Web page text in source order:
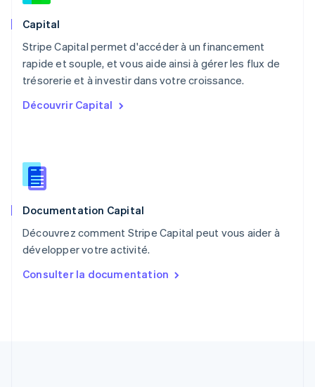
Capital
Stripe Capital permet d'accéder à un financement
rapide et souple, et vous aide ainsi à gérer les flux de
trésorerie et à investir dans votre croissance.
Découvrir Capital
Documentation Capital
Découvrez comment Stripe Capital peut vous aider à
développer votre activité.
Consulter la documentation
Nouvelle-Zélande
English
Nederlands English
Pologne
English
PortuguêsEnglish
English
Roumanie
Royaume-Uni
Singapour
English简体中文
English